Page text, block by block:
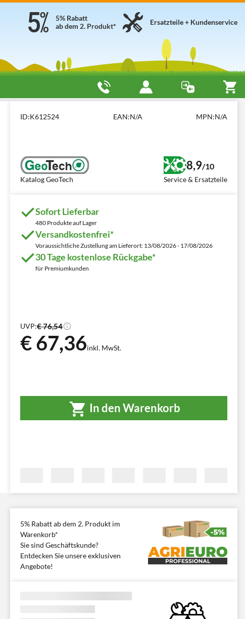
Ersatzteile + Kundenservice
5% Rabatt
ab dem 2. Produkt*
ID:K612524 EAN:N/A MPN:N/A
Katalog GeoTech
8,9/10
Service & Ersatzteile
Sofort Lieferbar
480 Produkte auf Lager
Versandkostenfrei*
Voraussichtliche Zustellung am Lieferort: 13/08/2026 - 17/08/2026
30 Tage kostenlose Rückgabe*
für Premiumkunden
UVP:€ 76,54
€ 67,36inkl. MwSt.
In den Warenkorb
5% Rabatt ab dem 2. Produkt im
Warenkorb*
Sie sind Geschäftskunde?
Entdecken Sie unsere exklusiven
Angebote!